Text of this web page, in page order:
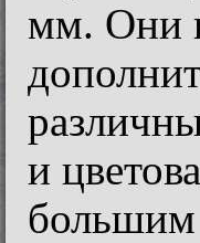
мм. Они
и
большим